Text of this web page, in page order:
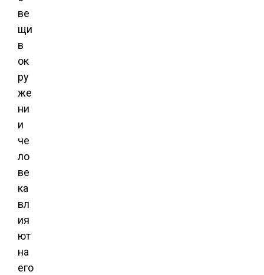
ве
щи
в
ок
ру
же
ни
и
че
ло
ве
ка
вл
ия
ют
на
его